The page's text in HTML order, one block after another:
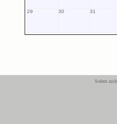
29 30 31
Sofern